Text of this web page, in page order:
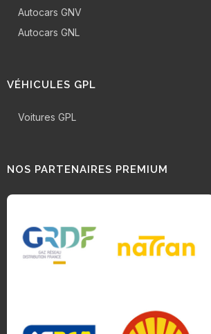
Autocars GNV
Autocars GNL
VÉHICULES GPL
Voitures GPL
NOS PARTENAIRES PREMIUM